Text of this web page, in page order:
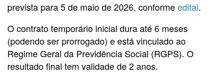
prevista para 5 de maio de 2026, conformeedital.
O contrato temporário inicial dura até 6 meses
(podendo ser prorrogado) e está vinculado ao
Regime Geral da Previdência Social (RGPS). O
resultado final tem validade de 2 anos.